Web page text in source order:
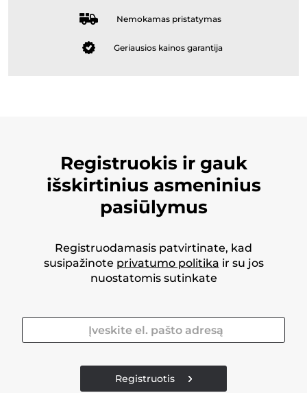
Nemokamas pristatymas
Geriausios kainos garantija
Registruokis ir gauk
išskirtinius asmeninius
pasiūlymus
Registruodamasis patvirtinate, kad
susipažinote privatumo politika ir su jos
nuostatomis sutinkate
Registruotis